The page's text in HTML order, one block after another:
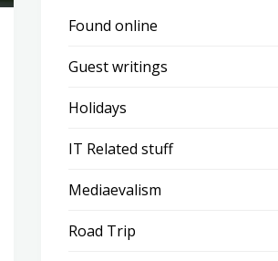
Found online
Guest writings
Holidays
IT Related stuff
Mediaevalism
Road Trip